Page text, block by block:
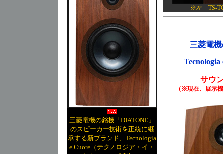
三菱電機の銘機「DIATONE」
のスピーカー技術を正統に継
承する新ブランド、Tecnologia
e Cuore（テクノロジア・イ・
※左「TS-
三菱電
サウ
（※現在、展示